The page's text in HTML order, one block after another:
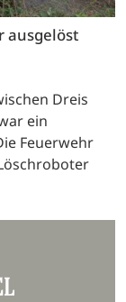
ausgelöst
Dreis
ein
Feuerwehr